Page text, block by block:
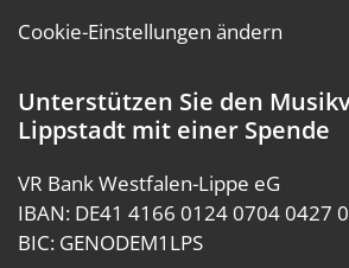
Cookie-Einstellungen ändern
Unterstützen Sie den
Lippstadt mit einer Spende
VR Bank Westfalen-Lippe eG
IBAN: DE41 4166 0124 0704 0427
BIC: GENODEM1LPS